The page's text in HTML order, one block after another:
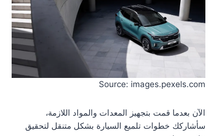
Source: images.pexels.com
الآن بعدما قمت بتجهيز المعدات والمواد اللازمة،
سأشاركك خطوات تلميع السيارة بشكل متنقل لتحقيق